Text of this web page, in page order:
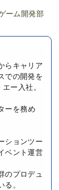
ーム開発部
らキャリア
での開発を
ー入社。
ーを務め
ションツー
ベント運営
のプロデュ
る。